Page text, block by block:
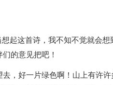
起这首诗，我不知不觉就会
的意见把吧！
，好一片绿色啊！山上有许